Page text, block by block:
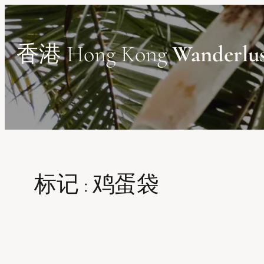
Skip
to
content
香港 Hong Kong
标记 :鸡蛋袋